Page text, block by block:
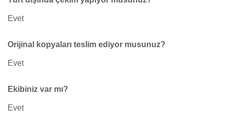
Evet
Orijinal kopyaları teslim ediyor musunuz?
Evet
Ekibiniz var mı?
Evet